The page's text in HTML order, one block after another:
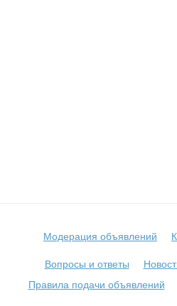
Модерация объявлений
Вопросы и ответы
Правила подачи объявлений